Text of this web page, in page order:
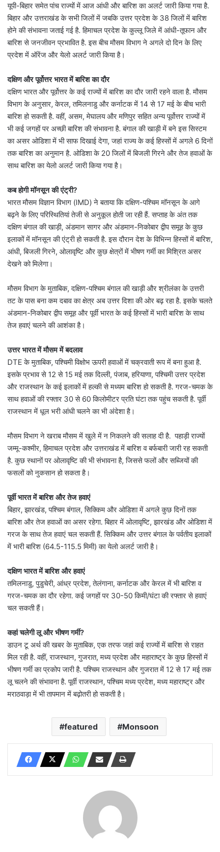
यूपी-बिहार समेत पांच राज्यों में आज आंधी और बारिश का अलर्ट जारी किया गया है.
बिहार और उत्तराखंड के सभी जिलों में जबकि उत्तर प्रदेश के 38 जिलों में बारिश
होने की संभावना जताई गई है. हिमाचल प्रदेश के कुल्लू जिले में आंधी-तूफान और
बारिश से जनजीवन प्रभावित है. इस बीच मौसम विभाग ने अगले दो दिन के लिए
प्रदेश में ऑरेंज और येलो अलर्ट जारी किया है।
दक्षिण और पूर्वोत्तर भारत में बारिश का दौर
दक्षिण भारत और पूर्वोत्तर के कई राज्यों में बारिश का दौर जारी रहने वाला है. मौसम
विभाग के अनुसार, केरल, तमिलनाडु और कर्नाटक में 14 से 17 मई के बीच भारी
बारिश हो सकती है. वहीं, असम, मेघालय और मणिपुर सहित अन्य पूर्वोत्तर राज्यों में
भी कई जगहों पर अच्छी बारिश की संभावना है. बंगाल की खाड़ी में बने इस सिस्टम
का असर ओडिशा में भी साफ दिखाई देगा, जहां राज्य के कई हिस्सों में अगले 6 दिनों
तक बारिश का अनुमान है. ओडिशा के 20 जिलों में बिजली गिरने और तेज हवाओं के
साथ बारिश का येलो अलर्ट जारी किया गया है।
कब होगी मॉनसून की एंट्री?
भारत मौसम विज्ञान विभाग (IMD) ने बताया कि दक्षिण-पश्चिम मॉनसून के आगे
बढ़ने के लिए परिस्थितियां तेजी से अनुकूल होती जा रही हैं. सप्ताह के अंत तक
दक्षिण बंगाल की खाड़ी, अंडमान सागर और अंडमान-निकोबार द्वीप समूह के कुछ
इलाकों में मॉनसून की एंट्री हो सकती है. इस दौरान देश के विभिन्न हिस्सों में बारिश,
आंधी, बिजली गिरने, ओलावृष्टि और कुछ क्षेत्रों में भीषण गर्मी का मिश्रित असर
देखने को मिलेगा।
मौसम विभाग के मुताबिक, दक्षिण-पश्चिम बंगाल की खाड़ी और श्रीलंका के उत्तरी
तट के पास बना कम दबाव का क्षेत्र अब उत्तर दिशा की ओर बढ़ रहा है. इसके चलते
अंडमान-निकोबार द्वीप समूह और पूर्वी भारत के कई हिस्सों में भारी बारिश के साथ
तेज हवाएं चलने की आशंका है।
उत्तर भारत में मौसम में बदलाव
DTE के मुताबिक, पश्चिमी विक्षोभ ऊपरी हवाओं में चक्रवाती रूप में बना हुआ है.
इसके प्रभाव से 12 से 15 मई तक दिल्ली, पंजाब, हरियाणा, पश्चिमी उत्तर प्रदेश
और राजस्थान के कई इलाकों में हल्की से मध्यम बारिश हो सकती है. गरज-चमक के
साथ हवाओं की रफ्तार 30 से 60 किलोमीटर प्रति घंटा तक पहुंच सकती है. पूर्वी
राजस्थान में धूल भरी आंधी चलने का भी अंदेशा है।
मौसम विभाग ने खराब मौसम में खुले में न निकलने की सलाह दी है. पहाड़ी राज्यों
जम्मू-कश्मीर, हिमाचल प्रदेश और उत्तराखंड में बारिश व बर्फबारी जारी रह सकती
है. कुछ स्थानों पर ओलावृष्टि की भी संभावना है, जिससे फलों और सब्जियों की
फसलों को नुकसान हो सकता है।
पूर्वी भारत में बारिश और तेज हवाएं
बिहार, झारखंड, पश्चिम बंगाल, सिक्किम और ओडिशा में अगले कुछ दिनों तक
बारिश और तेज हवाओं का असर रहेगा. बिहार में ओलावृष्टि, झारखंड और ओडिशा में
गरज के साथ तेज हवाएं चल सकती हैं. सिक्किम और उत्तर बंगाल के पर्वतीय इलाकों
में भारी बारिश (64.5-115.5 मिमी) का येलो अलर्ट जारी है।
दक्षिण भारत में बारिश और हवाएं
तमिलनाडु, पुडुचेरी, आंध्र प्रदेश, तेलंगाना, कर्नाटक और केरल में भी बारिश व
गरज-चमक का दौर रहेगा. कई जगहों पर 30-50 किमी/घंटा की रफ्तार से हवाएं
चल सकती हैं।
कहां चलेगी लू और भीषण गर्मी?
डाउन टू अर्थ की खबर के मुताबिक, एक तरफ जहां कई राज्यों में बारिश से राहत
मिल रही है. वहीं, राजस्थान, गुजरात, मध्य प्रदेश और महाराष्ट्र के कुछ हिस्सों में
भीषण गर्मी का प्रकोप जारी है. पश्चिम राजस्थान और गुजरात में 12 से 17 मई तक
लू चलने की संभावना है. पूर्वी राजस्थान, पश्चिम मध्य प्रदेश, मध्य महाराष्ट्र और
मराठवाड़ा में भी तापमान में बढ़ोतरी हो सकती है।
featured Monsoon